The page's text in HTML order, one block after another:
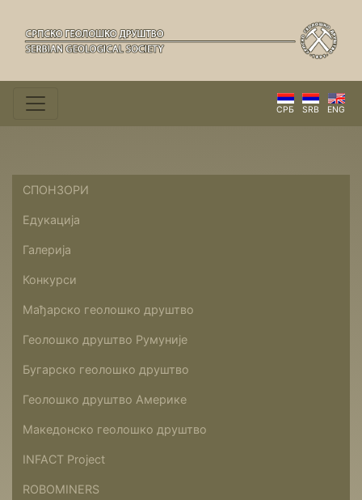
СРБ SRB ENG
СПОНЗОРИ
Едукација
Галерија
Конкурси
Мађарско геолошко друштво
Геолошко друштво Румуније
Бугарско геолошко друштво
Геолошко друштво Америке
Македонско геолошко друштво
INFACT Project
ROBOMINERS